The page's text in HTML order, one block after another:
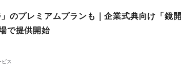
のプレミアムプランも｜企業式典向け「鏡開
で提供開始
ビス